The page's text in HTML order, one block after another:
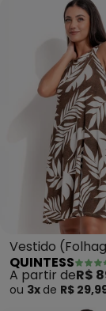
Vestido
Marrom)
QUINTESS
A partir deR$
ou 3x de R$